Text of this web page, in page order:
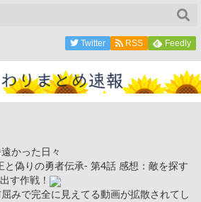
Twitter RSS Feedly
かった日々
偽りの勇者伝承- 第4話 感想：敵を探す
す作戦！
屈みで完全に見えてる動画が拡散されてし